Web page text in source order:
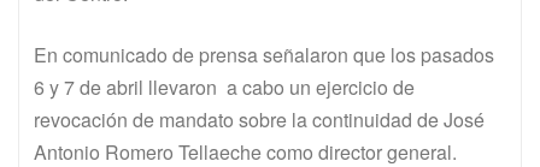
En comunicado de prensa señalaron que los pasados
6 y 7 de abril llevaron a cabo un ejercicio de
revocación de mandato sobre la continuidad de José
Antonio Romero Tellaeche como director general.